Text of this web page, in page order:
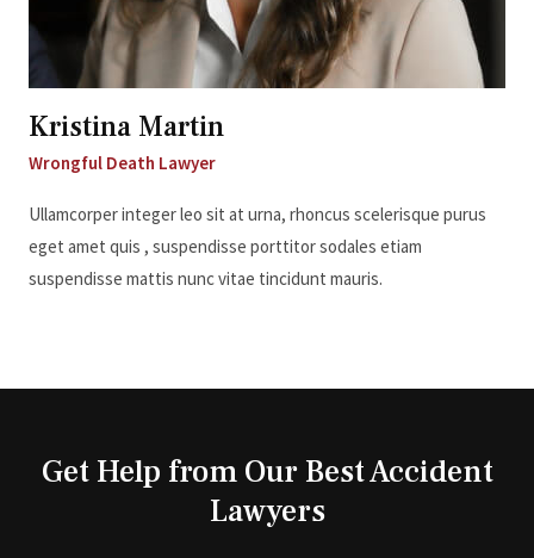
Kristina Martin
Wrongful Death Lawyer
Ullamcorper integer leo sit at urna, rhoncus scelerisque purus
eget amet quis , suspendisse porttitor sodales etiam
suspendisse mattis nunc vitae tincidunt mauris.
Get Help from Our Best Accident
Lawyers